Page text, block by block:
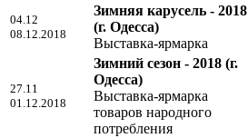
04.12
08.12.2018
Зимняя карусель - 2018
(г. Одесса)
Выставка-ярмарка
27.11
01.12.2018
Зимний сезон - 2018 (г.
Одесса)
Выставка-ярмарка
товаров народного
потребления